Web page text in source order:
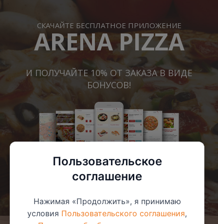
СКАЧАЙТЕ БЕСПЛАТНОЕ ПРИЛОЖЕНИЕ
ARENA PIZZA
И ПОЛУЧАЙТЕ 10% ОТ ЗАКАЗА В ВИДЕ
БОНУСОВ!
Пользовательское
соглашение
Нажимая «Продолжить», я принимаю
условия Пользовательского соглашения,